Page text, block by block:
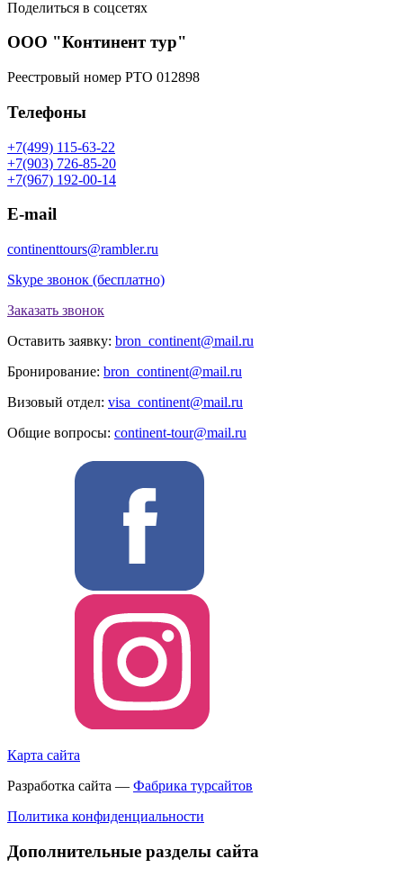
Поделиться в соцсетях
ООО "Континент тур"
Реестровый номер РТО 012898
Телефоны
+7(499) 115-63-22
+7(903) 726-85-20
+7(967) 192-00-14
E-mail
continenttours@rambler.ru
Skype звонок (бесплатно)
Заказать звонок
Оставить заявку: bron_continent@mail.ru
Бронирование: bron_continent@mail.ru
Визовый отдел: visa_continent@mail.ru
Общие вопросы: continent-tour@mail.ru
Карта сайта
Разработка сайта — Фабрика турсайтов
Политика конфиденциальности
Дополнительные разделы сайта